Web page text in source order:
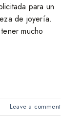
para un
de joyería.
mucho
Leave a comment